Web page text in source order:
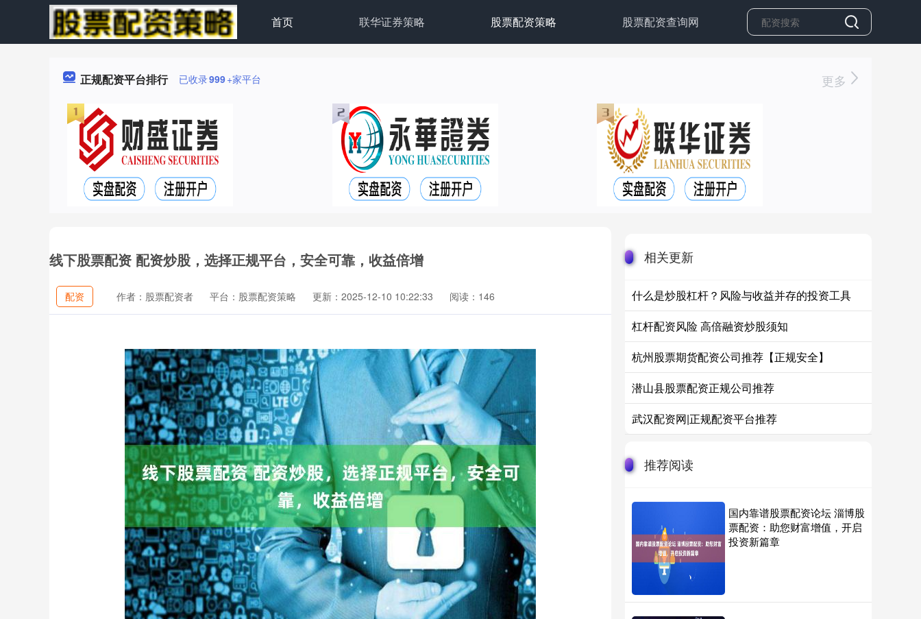
首页 联华证券策略 股票配资策略 股票配资查询网
正规配资平台排行 已收录999+家平台 更多
线下股票配资 配资炒股，选择正规平台，安全可靠，收益倍增
配资 作者：股票配资者 平台：股票配资策略 更新：2025-12-10 10:22:33 阅读：146
相关更新
什么是炒股杠杆？风险与收益并存的投资工具
杠杆配资风险 高倍融资炒股须知
杭州股票期货配资公司推荐【正规安全】
潜山县股票配资正规公司推荐
武汉配资网|正规配资平台推荐
推荐阅读
国内靠谱股票配资论坛 淄博股
票配资：助您财富增值，开启
投资新篇章